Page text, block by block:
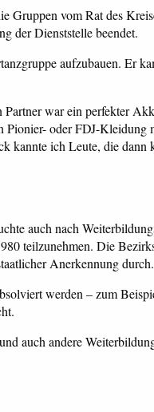
Gruppen vom Rat des
der Dienststelle beendet.
aufzubauen. Er
war ein perfekter
Pionier- oder FDJ-Kleidung
kannte ich Leute, die dann
auch nach
teilzunehmen. Die
Anerkennung durch.
werden – zum
auch andere